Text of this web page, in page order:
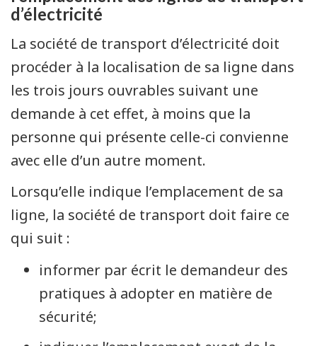
d’électricité
La société de transport d’électricité doit
procéder à la localisation de sa ligne dans
les trois jours ouvrables suivant une
demande à cet effet, à moins que la
personne qui présente celle-ci convienne
avec elle d’un autre moment.
Lorsqu’elle indique l’emplacement de sa
ligne, la société de transport doit faire ce
qui suit :
informer par écrit le demandeur des
pratiques à adopter en matière de
sécurité;